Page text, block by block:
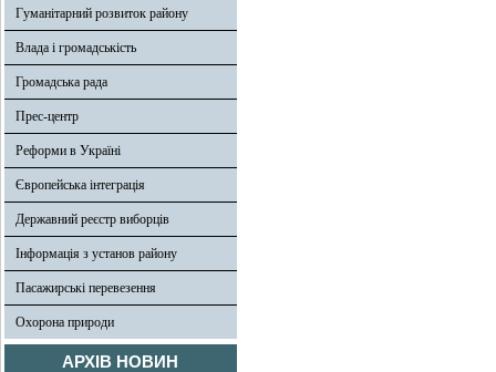
Гуманітарний розвиток району
Влада і громадськість
Громадська рада
Прес-центр
Реформи в Україні
Європейська інтеграція
Державний реєстр виборців
Інформація з установ району
Пасажирські перевезення
Охорона природи
АРХІВ НОВИН